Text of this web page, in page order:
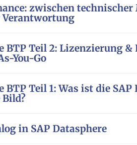
zwischen
BTP Teil 2: Lizenzierung &
You-Go
BTP Teil 1: Was ist die
in SAP Datasphere